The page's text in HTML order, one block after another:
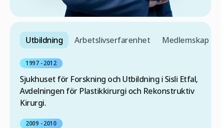
Utbildning Arbetslivserfarenhet Medlemskap
1997 - 2012
Sjukhuset för Forskning och Utbildning i Sisli Etfal,
Avdelningen för Plastikkirurgi och Rekonstruktiv
Kirurgi.
2009 - 2010